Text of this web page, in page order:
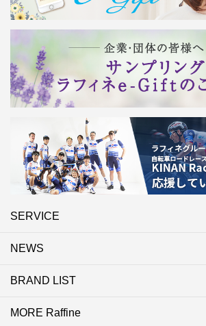
SERVICE
初めての方へ
店舗検索
キャンペーン
ラフィネ マルシェ（通販サイト）
WEB予約
よくある質問（Q&A）
サイトマップ
NEWS
ニュース一覧
お知らせ
オープン
クローズ
リニューアル
その他
BRAND LIST
ブランド一覧
ラフィネ
グランラフィネ
バダンバルー
ラフィネプリュス
プチラフィネ
整体ナチュラルボディ
トータルセラピー
フットデザイン
REFLE（リフレ）
Raffine TOKYO
ラフィネ ランニングスタイル
MORE Raffine